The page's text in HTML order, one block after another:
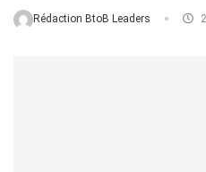
Rédaction BtoB Leaders